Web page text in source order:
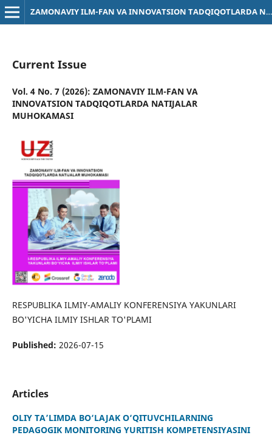
ZAMONAVIY ILM-FAN VA INNOVATSION TADQIQOTLARDA NATIJALAR MUHOKAMASI
Current Issue
Vol. 4 No. 7 (2026): ZAMONAVIY ILM-FAN VA
INNOVATSION TADQIQOTLARDA NATIJALAR
MUHOKAMASI
RESPUBLIKA ILMIY-AMALIY KONFERENSIYA YAKUNLARI
BO'YICHA ILMIY ISHLAR TO'PLAMI
Published: 2026-07-15
Articles
OLIY TA’LIMDA BO‘LAJAK O‘QITUVCHILARNING
PEDAGOGIK MONITORING YURITISH KOMPETENSIYASINI